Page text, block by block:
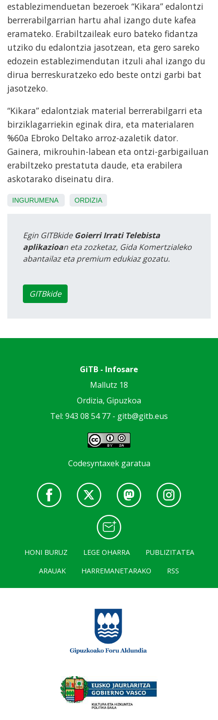
establezimenduetan bezeroek “Kikara” edalontzi
berrerabilgarrian hartu ahal izango dute kafea
eramateko. Erabiltzaileak euro bateko fidantza
utziko du edalontzia jasotzean, eta gero sareko
edozein establezimendutan itzuli ahal izango du
dirua berreskuratzeko edo beste ontzi garbi bat
jasotzeko.
“Kikara” edalontziak material berrerabilgarri eta
birziklagarriekin eginak dira, eta materialaren
%60a Ebroko Deltako arroz-azaletik dator.
Gainera, mikrouhin-labean eta ontzi-garbigailuan
erabiltzeko prestatuta daude, eta erabilera
askotarako diseinatu dira.
INGURUMENA ORDIZIA
Egin GITBkide Goierri Irrati Telebista
aplikazioan eta zozketaz, Gida Komertzialeko
abantailaz eta premium edukiaz gozatu.
GITBkide
GiTB - Infosare
Mallutz 18
Ordizia, Gipuzkoa
Tel: 943 08 54 77 - gitb@gitb.eus
Codesyntaxek garatua
HONI BURUZ LEGE OHARRA
PUBLIZITATEA
ARAUAK
HARREMANETARAKO RSS